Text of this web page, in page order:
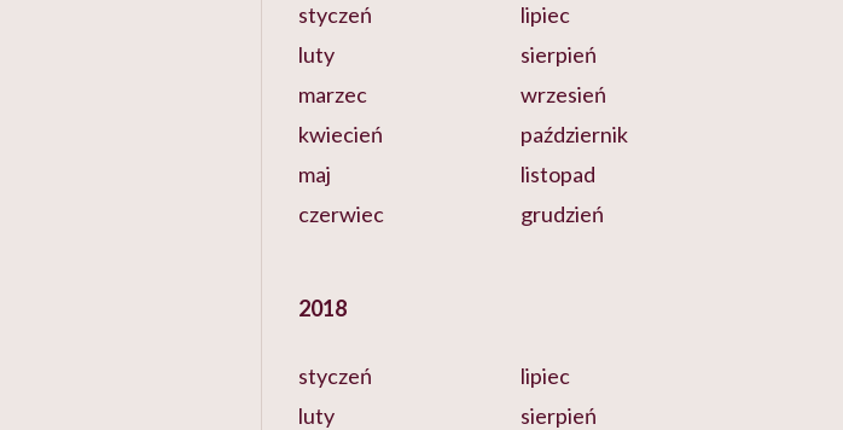
styczeń
luty
marzec
kwiecień
maj
czerwiec
lipiec
sierpień
wrzesień
październik
listopad
grudzień
2018
styczeń
luty
lipiec
sierpień